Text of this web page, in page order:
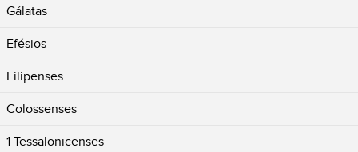
Gálatas
Efésios
Filipenses
Colossenses
1 Tessalonicenses